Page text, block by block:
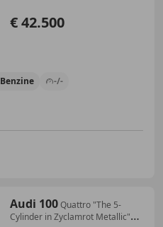
€ 42.500
Benzine -/-
Audi 100Quattro "The 5-
Cylinder in Zyclamrot Metallic"